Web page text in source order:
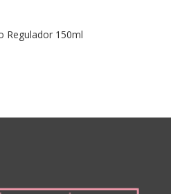
Regulador 150ml